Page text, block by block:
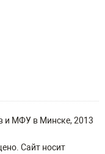
и МФУ в Минске, 2013
Сайт носит